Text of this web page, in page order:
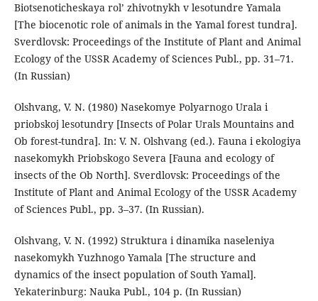
Biotsenoticheskaya rol’ zhivotnykh v lesotundre Yamala
[The biocenotic role of animals in the Yamal forest tundra].
Sverdlovsk: Proceedings of the Institute of Plant and Animal
Ecology of the USSR Academy of Sciences Publ., pp. 31–71.
(In Russian)
Olshvang, V. N. (1980) Nasekomye Polyarnogo Urala i
priobskoj lesotundry [Insects of Polar Urals Mountains and
Ob forest-tundra]. In: V. N. Olshvang (ed.). Fauna i ekologiya
nasekomykh Priobskogo Severa [Fauna and ecology of
insects of the Ob North]. Sverdlovsk: Proceedings of the
Institute of Plant and Animal Ecology of the USSR Academy
of Sciences Publ., pp. 3–37. (In Russian).
Olshvang, V. N. (1992) Struktura i dinamika naseleniya
nasekomykh Yuzhnogo Yamala [The structure and
dynamics of the insect population of South Yamal].
Yekaterinburg: Nauka Publ., 104 p. (In Russian)